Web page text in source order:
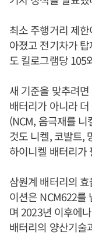
최소 주행거리 제
아졌고 전기차가
도 킬로그램당 105
새 기준을 맞추려
배터리가 아니라
(NCM, 음극재를
것도 니켈, 코발트,
하이니켈 배터리가
삼원계 배터리의
이션은 NCM622를
며 2023년 이후에
배터리의 양산기술